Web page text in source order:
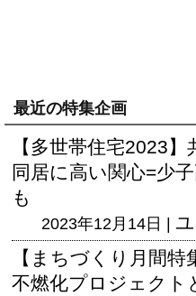
最近の特集企画
【多世帯住宅2023
同居に高い関心=少
も
2023年12月14日 |
【まちづくり月間
不燃化プロジェクト